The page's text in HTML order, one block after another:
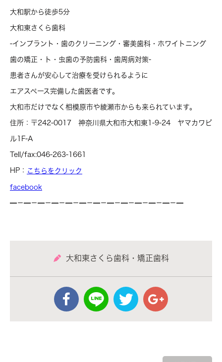
大和駅から徒歩5分
大和東さくら歯科
‐インプラント・歯のクリーニング・審美歯科・ホワイトニング
歯の矯正・ト・虫歯の予防歯科・歯周病対策-
患者さんが安心して治療を受けられるように
エアスペース完備した歯医者です。
大和市だけでなく相模原市や綾瀬市からも来られています。
住所：〒242-0017 神奈川県大和市大和東1-9-24 ヤマカワビ
ル1F-A
Tell/fax:046-263-1661
HP： こちらをクリック
facebook
━－━－━－━－━－━－━－━－━－━－━－━－━
大和東さくら歯科・矯正歯科